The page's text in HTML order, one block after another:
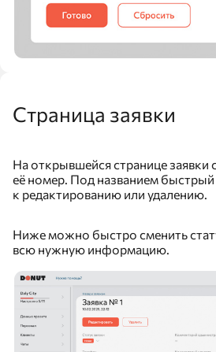
Страница заявки
На открывшейся странице заявки
её номер. Под названием быстрый
к редактированию или удалению.
Ниже можно быстро сменить
всю нужную информацию.